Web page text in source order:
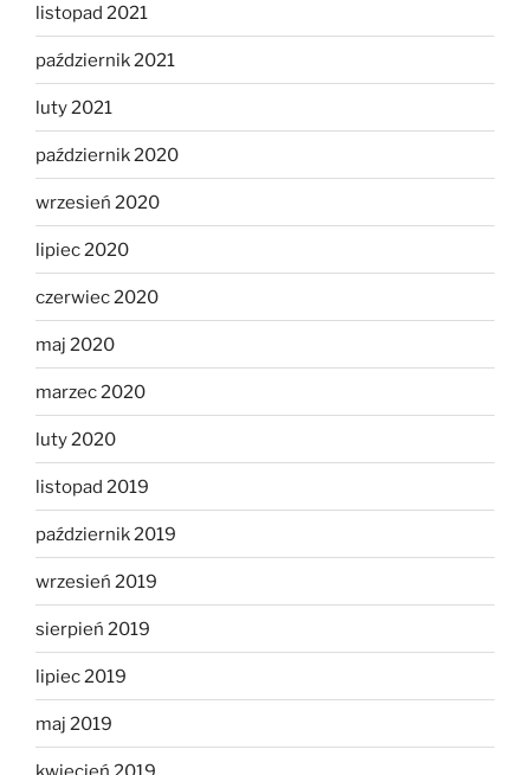
listopad 2021
październik 2021
luty 2021
październik 2020
wrzesień 2020
lipiec 2020
czerwiec 2020
maj 2020
marzec 2020
luty 2020
listopad 2019
październik 2019
wrzesień 2019
sierpień 2019
lipiec 2019
maj 2019